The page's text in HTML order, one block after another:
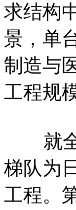
求结构
景，单
制造与
工程规
就全
梯队为
工程。